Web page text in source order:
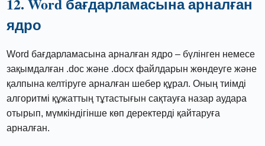
ядро
Word бағдарламасына арналған ядро ​​– бүлінген немесе
зақымдалған .doc және .docx файлдарын жөндеуге және
қалпына келтіруге арналған шебер құрал. Оның тиімді
алгоритмі құжаттың тұтастығын сақтауға назар аудара
отырып, мүмкіндігінше көп деректерді қайтаруға
арналған.